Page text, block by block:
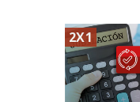
2X1